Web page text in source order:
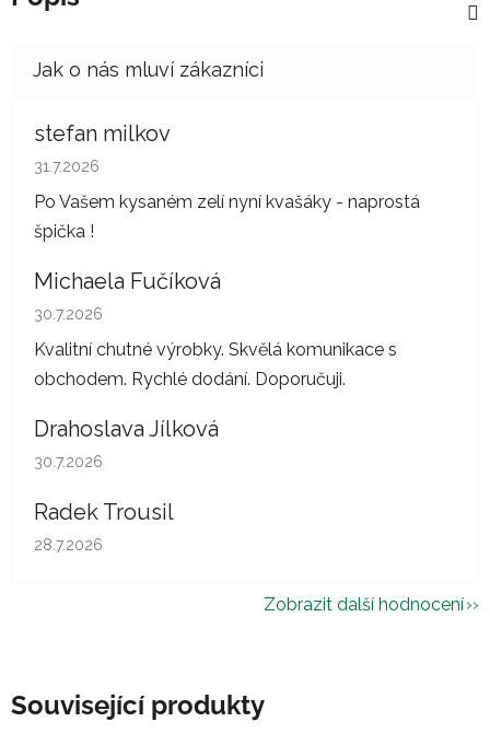
stefan milkov
Hodnocení obchodu je 5 z 5 hvězdiček.
31.7.2026
Po Vašem kysaném zelí nyní kvašáky - naprostá
špička !
Michaela Fučíková
Hodnocení obchodu je 5 z 5 hvězdiček.
30.7.2026
Kvalitní chutné výrobky. Skvělá komunikace s
obchodem. Rychlé dodání. Doporučuji.
Drahoslava Jílková
Hodnocení obchodu je 5 z 5 hvězdiček.
30.7.2026
Radek Trousil
Hodnocení obchodu je 5 z 5 hvězdiček.
28.7.2026
Zobrazit další hodnocení
Související produkty